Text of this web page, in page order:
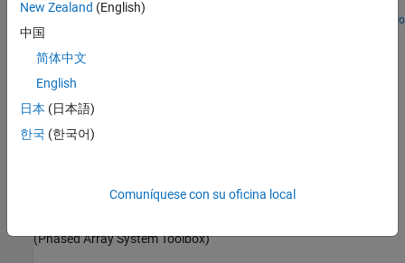
angular directions directly from the sample covariance matrix.
Abrir script en vivo
Pedestrian and Bicyclist Classification Using Deep
Learning
Classify pedestrians and bicyclists based on their micro-Doppler
(Radar Toolbox)
Radar and Communications Waveform Classification
Classify radar and communications waveforms using the Wigner-
(Phased Array System Toolbox)
New Zealand (English)
中国
简体中文
English
日本 (日本語)
한국 (한국어)
Comuníquese con su oficina local